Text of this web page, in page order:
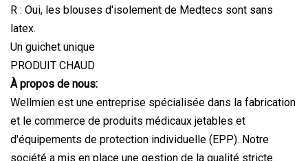
R : Oui, les blouses d'isolement de Medtecs sont sans
latex.
Un guichet unique
PRODUIT CHAUD
À propos de nous:
Wellmien est une entreprise spécialisée dans la fabrication
et le commerce de produits médicaux jetables et
d'équipements de protection individuelle (EPP). Notre
société a mis en place une gestion de la qualité stricte